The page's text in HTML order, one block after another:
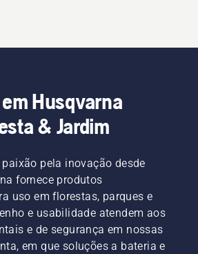
Husqvarna
& Jardim
pela inovação desde
fornece produtos
uso em florestas, parques e
e usabilidade atendem aos
e de segurança em nossas
em que soluções a bateria e